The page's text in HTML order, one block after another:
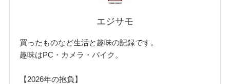
エジサモ
買ったものなど生活と趣味の記録です。
趣味はPC・カメラ・バイク。
【2026年の抱負】